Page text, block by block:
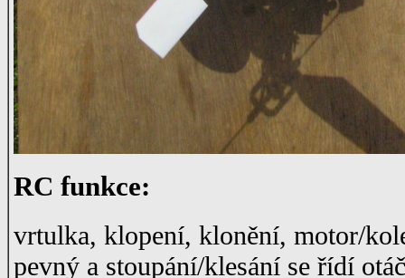
RC funkce:
vrtulka, klopení, klonění, motor/
pevný a stoupání/klesání se řídí